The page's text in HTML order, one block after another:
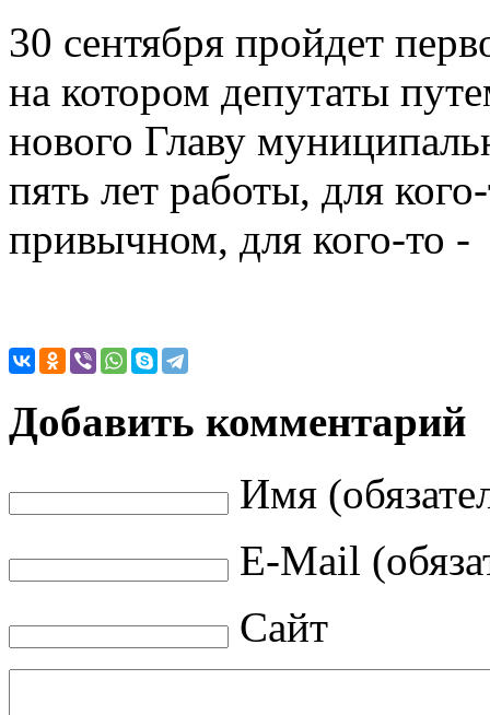
30 сентября пройдет
на котором депутаты
нового Главу
пять лет работы, для
привычном, для кого-то -
Добавить комментарий
Имя
E-Mail
Сайт